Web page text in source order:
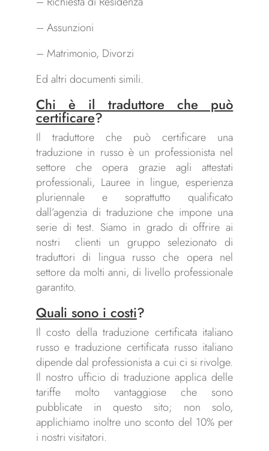
– Assunzioni
– Matrimonio, Divorzi
Ed altri documenti simili.
Chi è il traduttore che può
certificare?
Il traduttore che può certificare una
traduzione in russo è un professionista nel
settore che opera grazie agli attestati
professionali, Lauree in lingue, esperienza
pluriennale e soprattutto qualificato
dall’agenzia di traduzione che impone una
serie di test. Siamo in grado di offrire ai
nostri clienti un gruppo selezionato di
traduttori di lingua russo che opera nel
settore da molti anni, di livello professionale
garantito.
Quali sono i costi?
Il costo della traduzione certificata italiano
russo e traduzione certificata russo italiano
dipende dal professionista a cui ci si rivolge.
Il nostro ufficio di traduzione applica delle
tariffe molto vantaggiose che sono
pubblicate in questo sito; non solo,
applichiamo inoltre uno sconto del 10% per
i nostri visitatori.